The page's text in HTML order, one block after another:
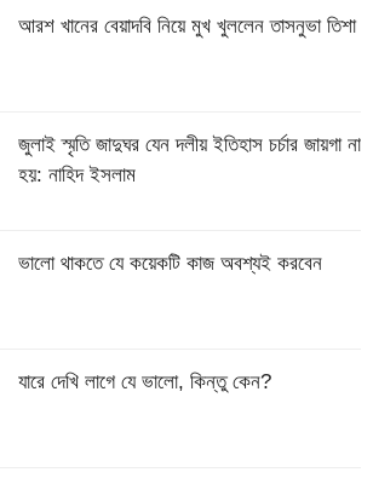
আরশ খানের বেয়াদবি নিয়ে মুখ খুললেন তাসনুভা তিশা
জুলাই স্মৃতি জাদুঘর যেন দলীয় ইতিহাস চর্চার জায়গা না
হয়: নাহিদ ইসলাম
ভালো থাকতে যে কয়েকটি কাজ অবশ্যই করবেন
যারে দেখি লাগে যে ভালো, কিন্তু কেন?